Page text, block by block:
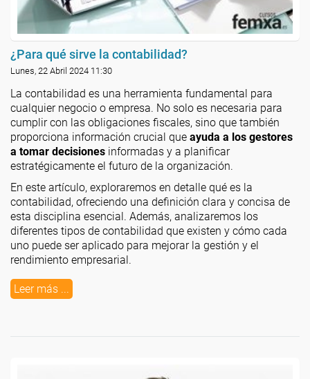
¿Para qué sirve la contabilidad?
Lunes, 22 Abril 2024 11:30
La contabilidad es una herramienta fundamental para
cualquier negocio o empresa. No solo es necesaria para
cumplir con las obligaciones fiscales, sino que también
proporciona información crucial que ayuda a los gestores
a tomar decisiones informadas y a planificar
estratégicamente el futuro de la organización.
En este artículo, exploraremos en detalle qué es la
contabilidad, ofreciendo una definición clara y concisa de
esta disciplina esencial. Además, analizaremos los
diferentes tipos de contabilidad que existen y cómo cada
uno puede ser aplicado para mejorar la gestión y el
rendimiento empresarial.
Leer más ...